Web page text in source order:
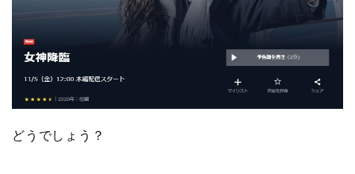
どうでしょう？